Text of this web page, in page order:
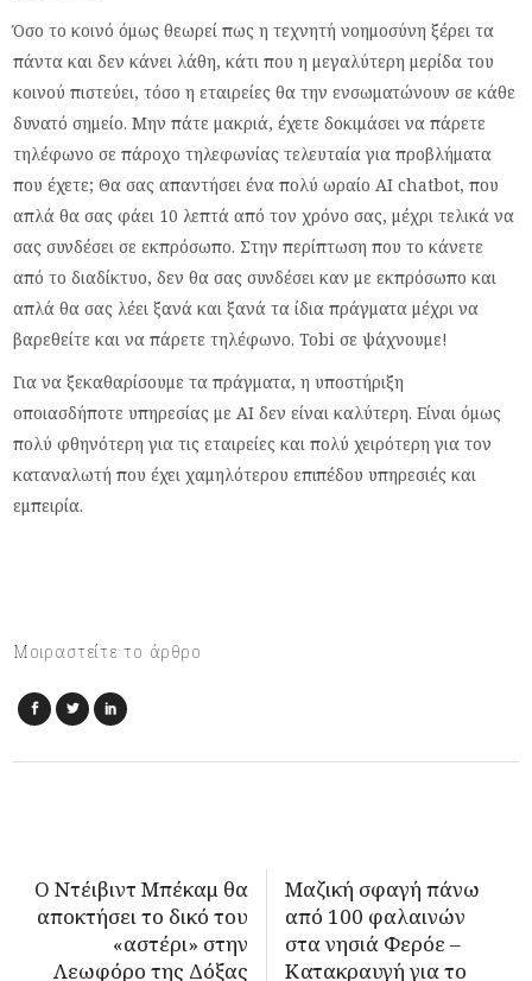
Όσο το κοινό όμως θεωρεί πως η τεχνητή νοημοσύνη ξέρει τα
πάντα και δεν κάνει λάθη, κάτι που η μεγαλύτερη μερίδα του
κοινού πιστεύει, τόσο η εταιρείες θα την ενσωματώνουν σε κάθε
δυνατό σημείο. Μην πάτε μακριά, έχετε δοκιμάσει να πάρετε
τηλέφωνο σε πάροχο τηλεφωνίας τελευταία για προβλήματα
που έχετε; Θα σας απαντήσει ένα πολύ ωραίο AI chatbot, που
απλά θα σας φάει 10 λεπτά από τον χρόνο σας, μέχρι τελικά να
σας συνδέσει σε εκπρόσωπο. Στην περίπτωση που το κάνετε
από το διαδίκτυο, δεν θα σας συνδέσει καν με εκπρόσωπο και
απλά θα σας λέει ξανά και ξανά τα ίδια πράγματα μέχρι να
βαρεθείτε και να πάρετε τηλέφωνο. Tobi σε ψάχνουμε!
Για να ξεκαθαρίσουμε τα πράγματα, η υποστήριξη
οποιασδήποτε υπηρεσίας με AI δεν είναι καλύτερη. Είναι όμως
πολύ φθηνότερη για τις εταιρείες και πολύ χειρότερη για τον
καταναλωτή που έχει χαμηλότερου επιπέδου υπηρεσιές και
εμπειρία.
Μοιραστείτε το άρθρο
Ο Ντέιβιντ Μπέκαμ θα
αποκτήσει το δικό του
«αστέρι» στην
Λεωφόρο της Δόξας
Μαζική σφαγή πάνω
από 100 φαλαινών
στα νησιά Φερόε –
Κατακραυγή για το